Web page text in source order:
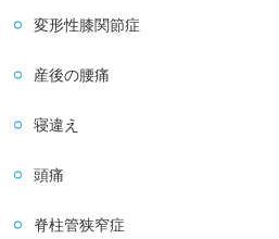
変形性膝関節症
産後の腰痛
寝違え
頭痛
脊柱管狭窄症